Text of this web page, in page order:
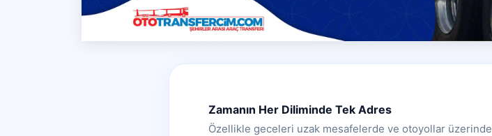
Zamanın Her Diliminde Tek Adres
Özellikle geceleri uzak mesafelerde ve otoyollar üzerinde